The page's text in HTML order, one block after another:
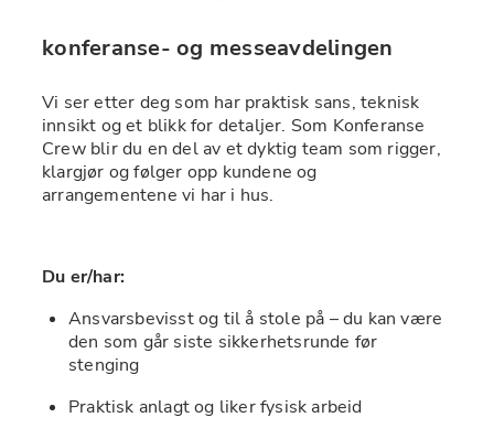
konferanse- og messeavdelingen
Vi ser etter deg som har praktisk sans, teknisk
innsikt og et blikk for detaljer. Som Konferanse
Crew blir du en del av et dyktig team som rigger,
klargjør og følger opp kundene og
arrangementene vi har i hus.
Du er/har:
Ansvarsbevisst og til å stole på – du kan være
den som går siste sikkerhetsrunde før
stenging
Praktisk anlagt og liker fysisk arbeid